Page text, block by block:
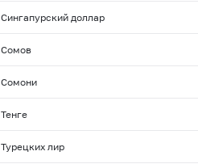
Сингапурский доллар
Сомов
Сомони
Тенге
Турецких лир